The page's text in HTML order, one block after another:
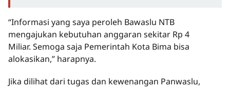
“Informasi yang saya peroleh Bawaslu NTB
mengajukan kebutuhan anggaran sekitar Rp 4
Miliar. Semoga saja Pemerintah Kota Bima bisa
alokasikan,” harapnya.
Jika dilihat dari tugas dan kewenangan Panwaslu,